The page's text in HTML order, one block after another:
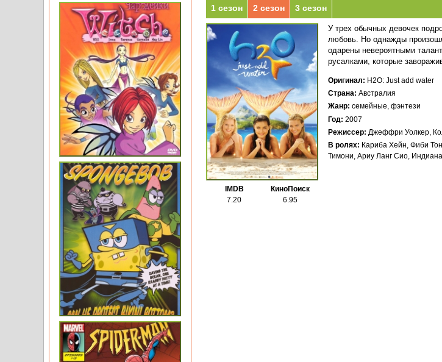
1 сезон 2 сезон 3 сезон
IMDB
7.20
КиноПоиск
6.95
У трех обычных девочек
любовь. Но однажды
одарены невероятными
русалками, которые
Оригинал
H2O: Just add water
Страна Австралия
Жанр семейные, фэнтези
Год 2007
Режиссер Джеффри Уолкер
В ролях
Кариба Хейн, Фиби
Тимони, Ариу Ланг Сио,